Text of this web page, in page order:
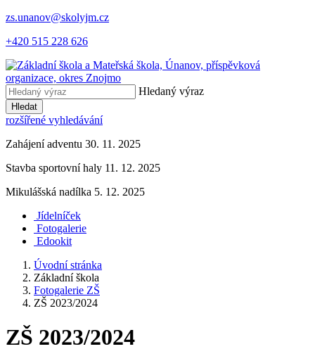
zs.unanov@skolyjm.cz
+420 515 228 626
Hledaný výraz
Hledat
rozšířené vyhledávání
Zahájení adventu 30. 11. 2025
Stavba sportovní haly 11. 12. 2025
Mikulášská nadílka 5. 12. 2025
Jídelníček
Fotogalerie
Edookit
Úvodní stránka
Základní škola
Fotogalerie ZŠ
ZŠ 2023/2024
ZŠ 2023/2024